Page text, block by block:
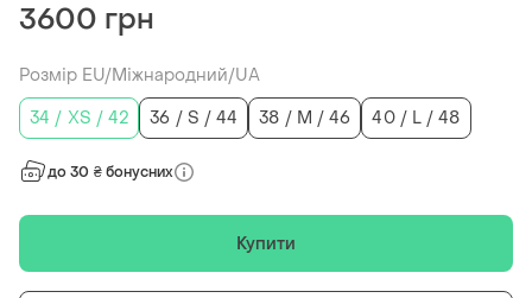
3600 грн
Розмір EU/Міжнародний/UA
34 / XS / 42
36 / S / 44 38 / M / 46 40 / L / 48
до 30 ₴ бонусних
Купити